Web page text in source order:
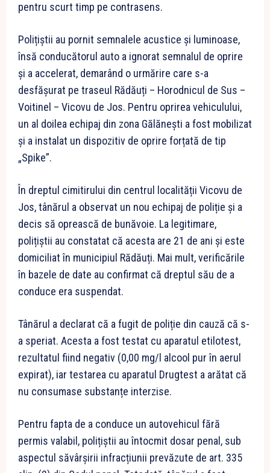
pentru scurt timp pe contrasens.
Polițiștii au pornit semnalele acustice și luminoase,
însă conducătorul auto a ignorat semnalul de oprire
și a accelerat, demarând o urmărire care s-a
desfășurat pe traseul Rădăuți – Horodnicul de Sus –
Voitinel – Vicovu de Jos. Pentru oprirea vehiculului,
un al doilea echipaj din zona Gălănești a fost mobilizat
și a instalat un dispozitiv de oprire forțată de tip
„Spike”.
În dreptul cimitirului din centrul localității Vicovu de
Jos, tânărul a observat un nou echipaj de poliție și a
decis să oprească de bunăvoie. La legitimare,
polițiștii au constatat că acesta are 21 de ani și este
domiciliat în municipiul Rădăuți. Mai mult, verificările
în bazele de date au confirmat că dreptul său de a
conduce era suspendat.
Tânărul a declarat că a fugit de poliție din cauză că s-
a speriat. Acesta a fost testat cu aparatul etilotest,
rezultatul fiind negativ (0,00 mg/l alcool pur în aerul
expirat), iar testarea cu aparatul Drugtest a arătat că
nu consumase substanțe interzise.
Pentru fapta de a conduce un autovehicul fără
permis valabil, polițiștii au întocmit dosar penal, sub
aspectul săvârșirii infracțiunii prevăzute de art. 335